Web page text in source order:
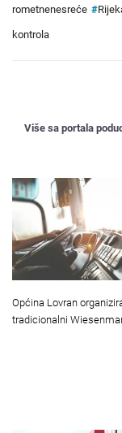
rometnenesreće #
kontrola
Više sa portala
Općina Lovran
tradicionalni